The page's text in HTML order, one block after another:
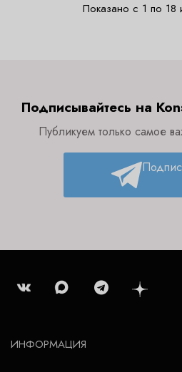
Показано с 1 по 18
Подписывайтесь на
Публикуем только самое
ИНФОРМАЦИЯ